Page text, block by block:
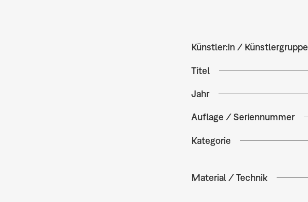
Künstler:in / Künstlergruppe
Titel
Jahr
Auflage / Seriennummer
Kategorie
Material / Technik